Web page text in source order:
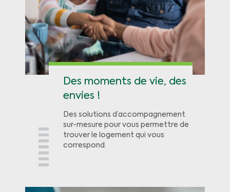
Des moments de vie, des
envies !
Des solutions d’accompagnement
sur-mesure pour vous permettre de
trouver le logement qui vous
correspond.